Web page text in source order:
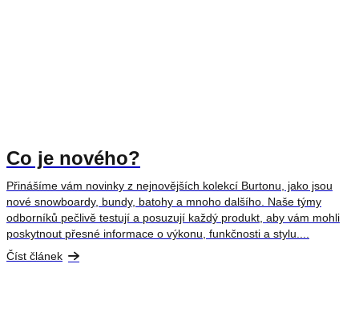
Co je nového?
Přinášíme vám novinky z nejnovějších kolekcí Burtonu, jako jsou
nové snowboardy, bundy, batohy a mnoho dalšího. Naše týmy
odborníků pečlivě testují a posuzují každý produkt, aby vám mohli
poskytnout přesné informace o výkonu, funkčnosti a stylu....
Číst článek